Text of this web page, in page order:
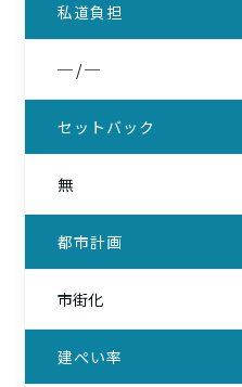
私道負担
─ / ─
セットバック
無
都市計画
市街化
建ぺい率